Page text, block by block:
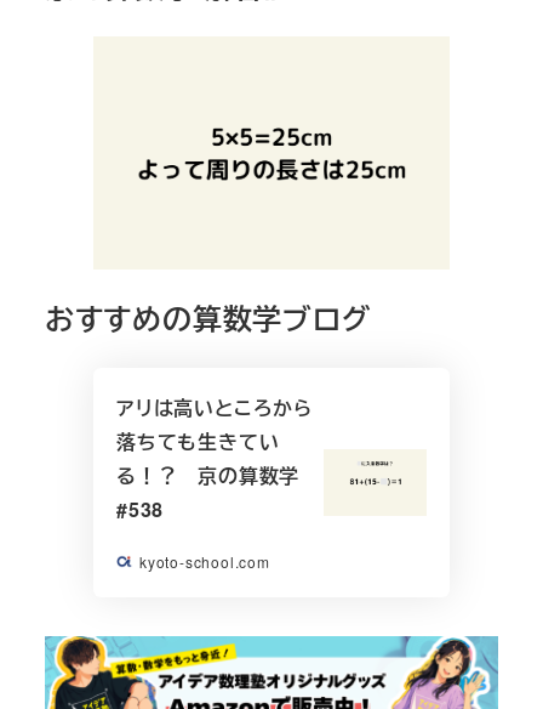
おすすめの算数学ブログ
アリは高いところから
落ちても生きてい
る！？ 京の算数学
#538
kyoto-school.com